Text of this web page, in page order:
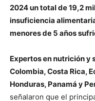
2024 un total de 19,2
insuficiencia
menores de 5 años
Expertos en nutrición y
Colombia, Costa Rica,
Honduras, Panamá y
señalaron que el